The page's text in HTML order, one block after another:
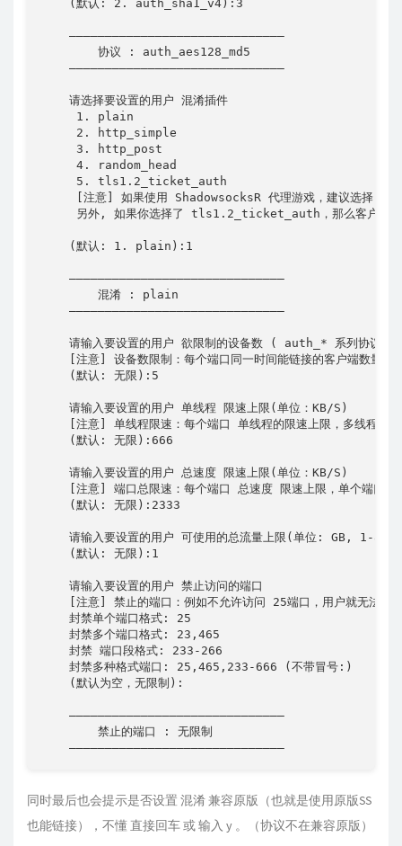
    (默认: 2. auth_sha1_v4):3
    ——————————————————————————————
        协议 : auth_aes128_md5
    ——————————————————————————————
    请选择要设置的用户 混淆插件
     1. plain
     2. http_simple
     3. http_post
     4. random_head
     5. tls1.2_ticket_auth
[注意] 如果使用 ShadowsocksR 代理游戏，建议选择 混
另外, 如果你选择了 tls1.2_ticket_auth，那么客户端
    (默认: 1. plain):1
    ——————————————————————————————
        混淆 : plain
    ——————————————————————————————
请输入要设置的用户 欲限制的设备数 ( auth_* 系列协议 不
[注意] 设备数限制：每个端口同一时间能链接的客户端数量(
    (默认: 无限):5
    请输入要设置的用户 单线程 限速上限(单位：KB/S)
[注意] 单线程限速：每个端口 单线程的限速上限，多线程即
    (默认: 无限):666
    请输入要设置的用户 总速度 限速上限(单位：KB/S)
[注意] 端口总限速：每个端口 总速度 限速上限，单个端口整
    (默认: 无限):2333
请输入要设置的用户 可使用的总流量上限(单位: GB, 1-
    (默认: 无限):1
    请输入要设置的用户 禁止访问的端口
[注意] 禁止的端口：例如不允许访问 25端口，用户就无法
    封禁单个端口格式: 25
    封禁多个端口格式: 23,465
    封禁 端口段格式: 233-266
    封禁多种格式端口: 25,465,233-666 (不带冒号:)
    (默认为空，无限制):
    ——————————————————————————————
        禁止的端口 : 无限制
    ——————————————————————————————
同时最后也会提示是否设置 混淆 兼容原版（也就是使用原版SS
也能链接），不懂 直接回车 或 输入 y 。（协议不在兼容原版）